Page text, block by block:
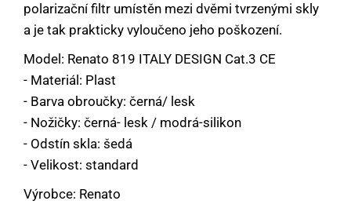
polarizační filtr umístěn mezi dvěmi tvrzenými skly
a je tak prakticky vyloučeno jeho poškození.
Model: Renato 819 ITALY DESIGN Cat.3 CE
- Materiál: Plast
- Barva obroučky: černá/ lesk
- Nožičky: černá- lesk / modrá-silikon
- Odstín skla: šedá
- Velikost: standard
Výrobce: Renato